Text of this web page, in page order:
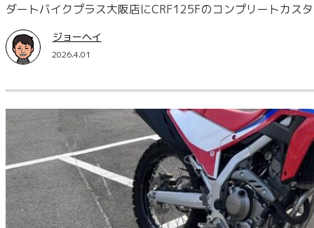
ダートバイクプラス大阪店にCRF125Fのコンプリートカ
ジョーヘイ
2026.4.01